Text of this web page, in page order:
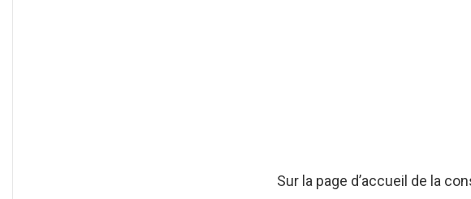
Sur la page d’accueil de la